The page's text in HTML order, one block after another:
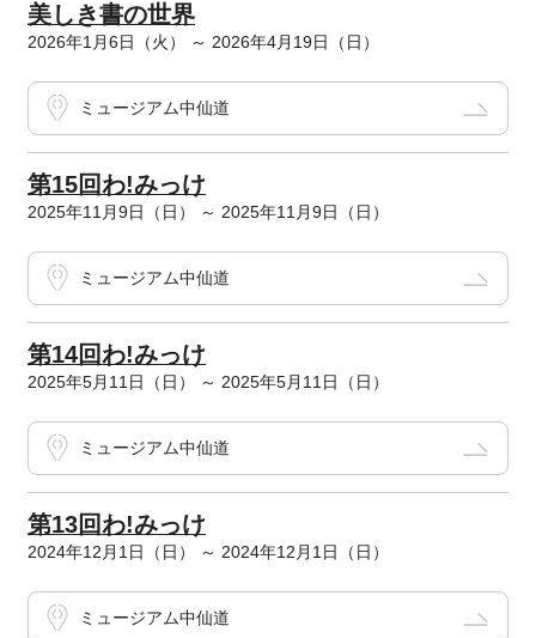
美しき書の世界
2026年1月6日（火） ～ 2026年4月19日（日）
ミュージアム中仙道
第15回わ!みっけ
2025年11月9日（日） ～ 2025年11月9日（日）
ミュージアム中仙道
第14回わ!みっけ
2025年5月11日（日） ～ 2025年5月11日（日）
ミュージアム中仙道
第13回わ!みっけ
2024年12月1日（日） ～ 2024年12月1日（日）
ミュージアム中仙道